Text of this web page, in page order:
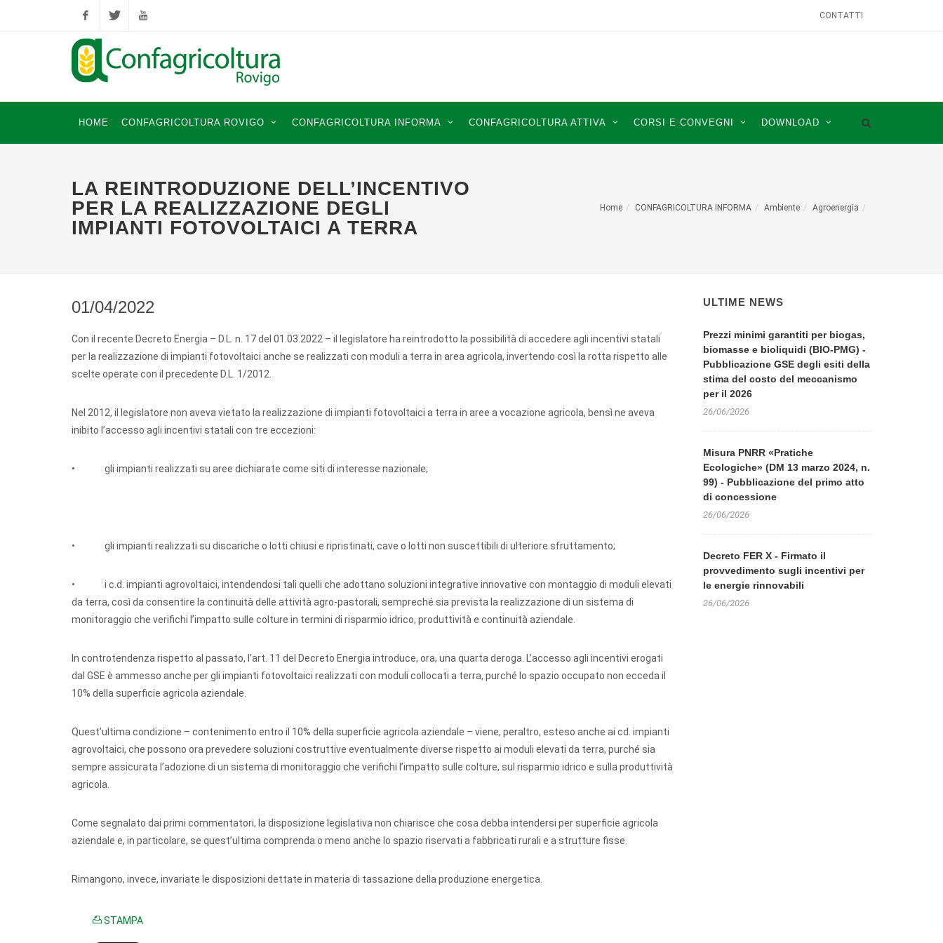
FacebookTwitter YouTube
CONTATTI
HOME CONFAGRICOLTURA ROVIGO CONFAGRICOLTURA INFORMA CONFAGRICOLTURA ATTIVA CORSI E CONVEGNI DOWNLOAD
LA REINTRODUZIONE DELL’INCENTIVO
PER LA REALIZZAZIONE DEGLI
IMPIANTI FOTOVOLTAICI A TERRA
Home CONFAGRICOLTURA INFORMA Ambiente Agroenergia
01/04/2022
Con il recente Decreto Energia – D.L. n. 17 del 01.03.2022 – il legislatore ha reintrodotto la possibilità di accedere agli incentivi statali
per la realizzazione di impianti fotovoltaici anche se realizzati con moduli a terra in area agricola, invertendo così la rotta rispetto alle
scelte operate con il precedente D.L. 1/2012.
Nel 2012, il legislatore non aveva vietato la realizzazione di impianti fotovoltaici a terra in aree a vocazione agricola, bensì ne aveva
inibito l’accesso agli incentivi statali con tre eccezioni:
• gli impianti realizzati su aree dichiarate come siti di interesse nazionale;
• gli impianti realizzati su discariche o lotti chiusi e ripristinati, cave o lotti non suscettibili di ulteriore sfruttamento;
• i c.d. impianti agrovoltaici, intendendosi tali quelli che adottano soluzioni integrative innovative con montaggio di moduli elevati
da terra, così da consentire la continuità delle attività agro-pastorali, sempreché sia prevista la realizzazione di un sistema di
monitoraggio che verifichi l’impatto sulle colture in termini di risparmio idrico, produttività e continuità aziendale.
In controtendenza rispetto al passato, l’art. 11 del Decreto Energia introduce, ora, una quarta deroga. L’accesso agli incentivi erogati
dal GSE è ammesso anche per gli impianti fotovoltaici realizzati con moduli collocati a terra, purché lo spazio occupato non ecceda il
10% della superficie agricola aziendale.
Quest’ultima condizione – contenimento entro il 10% della superficie agricola aziendale – viene, peraltro, esteso anche ai cd. impianti
agrovoltaici, che possono ora prevedere soluzioni costruttive eventualmente diverse rispetto ai moduli elevati da terra, purché sia
sempre assicurata l’adozione di un sistema di monitoraggio che verifichi l’impatto sulle colture, sul risparmio idrico e sulla produttività
agricola.
Come segnalato dai primi commentatori, la disposizione legislativa non chiarisce che cosa debba intendersi per superficie agricola
aziendale e, in particolare, se quest’ultima comprenda o meno anche lo spazio riservati a fabbricati rurali e a strutture fisse.
Rimangono, invece, invariate le disposizioni dettate in materia di tassazione della produzione energetica.
STAMPA
ULTIME NEWS
Prezzi minimi garantiti per biogas,
biomasse e bioliquidi (BIO-PMG) -
Pubblicazione GSE degli esiti della
stima del costo del meccanismo
per il 2026
26/06/2026
Misura PNRR «Pratiche
Ecologiche» (DM 13 marzo 2024, n.
99) - Pubblicazione del primo atto
di concessione
26/06/2026
Decreto FER X - Firmato il
provvedimento sugli incentivi per
le energie rinnovabili
26/06/2026